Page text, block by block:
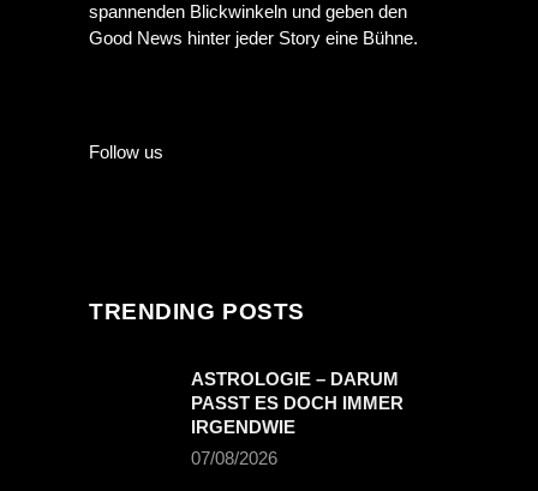
spannenden Blickwinkeln und geben den
Good News hinter jeder Story eine Bühne.
Follow us
TRENDING POSTS
ASTROLOGIE – DARUM
PASST ES DOCH IMMER
IRGENDWIE
07/08/2026